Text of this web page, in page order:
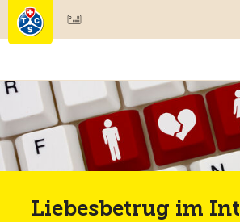
Mitgliedschaft & Leistungen
Test, Sicherheit & Gesundheit
Liebesbetrug im